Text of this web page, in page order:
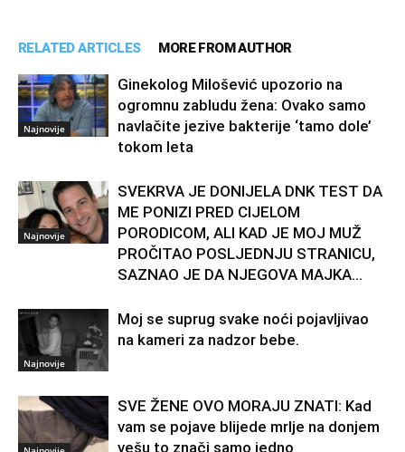
RELATED ARTICLES MORE FROM AUTHOR
Najnovije
Ginekolog Milošević upozorio na
ogromnu zabludu žena: Ovako samo
navlačite jezive bakterije ‘tamo dole’
tokom leta
Najnovije
SVEKRVA JE DONIJELA DNK TEST DA
ME PONIZI PRED CIJELOM
PORODICOM, ALI KAD JE MOJ MUŽ
PROČITAO POSLJEDNJU STRANICU,
SAZNAO JE DA NJEGOVA MAJKA...
Najnovije
Moj se suprug svake noći pojavljivao
na kameri za nadzor bebe.
SVE ŽENE OVO MORAJU ZNATI: Kad
vam se pojave blijede mrlje na donjem
vešu to znači samo jedno